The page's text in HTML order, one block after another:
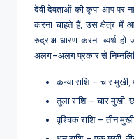
देवी देवताओं की कृपा आप पर
करना चाहते हैं, उस क्षेत्र में
रुद्राक्ष धारण करना व्यर्थ
अलग-अलग प्रकार से
कन्या राशि – चार
तुला राशि – चार मुखी,
वृश्चिक राशि – तीन